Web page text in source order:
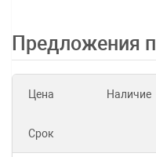
Предложения
Цена Наличие
Срок